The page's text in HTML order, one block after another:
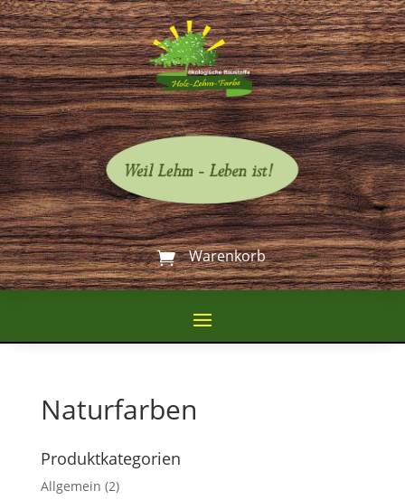
 Warenkorb
Naturfarben
Produktkategorien
Allgemein (2)